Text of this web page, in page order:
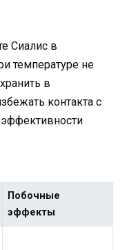
Сиалис в
температуре не
в
контакта с
Побочные
эффекты